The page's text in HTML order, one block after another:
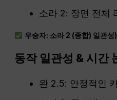
소라 2: 장면 전체
우승자: 소라 2 (종합) 일관성)
동작 일관성 & 시간
완 2.5: 안정적인